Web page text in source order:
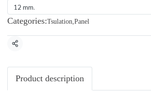
12 mm.
Categories:Tsulation,Panel
Share
Product description